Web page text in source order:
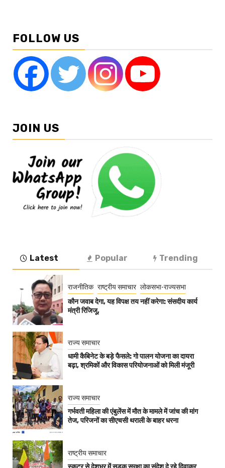
FOLLOW US
JOIN US
Latest Popular Trending
राजनीतिक राष्ट्रीय समाचार लोकसभा-राज्यसभा
कौन जवाब देगा, यह विपक्ष तय नहीं करेगा: संसदीय कार्य
मंत्री रिजिजू,
राज्य समाचार
धामी कैबिनेट के बड़े फैसले: गो पालन योजना का दायरा
बढ़ा, श्रमिकों और विकास परियोजनाओं को मिली मंजूरी
राज्य समाचार
गर्भवती महिला की एंबुलेंस में मौत के मामले में जांच की मांग
तेज, परिजनों का सीएचसी थराली के बाहर धरना
राष्ट्रीय समाचार